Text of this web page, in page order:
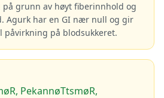
grunn av høyt fiberinnhold og
Agurk har en GI nær null og gir
påvirkning på blodsukkeret.
PekannøTtsmøR,